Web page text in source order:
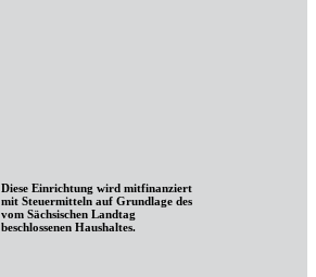
Diese Einrichtung wird mitfinanziert
mit Steuermitteln auf Grundlage des
vom Sächsischen Landtag
beschlossenen Haushaltes.